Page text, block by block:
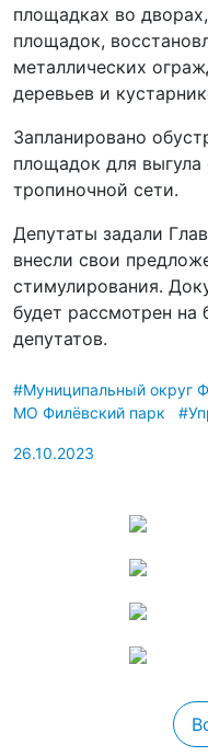
площадках во
площадок,
металлических
деревьев и
Запланировано
площадок для
тропиночной сети.
Депутаты задали
внесли свои
стимулирования.
будет рассмотрен
депутатов.
#Муниципальный округ
МО Филёвский парк
26.10.2023